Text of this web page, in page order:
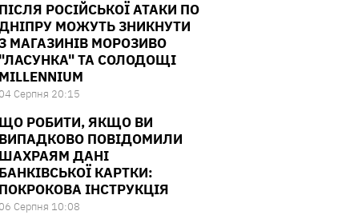
ПІСЛЯ РОСІЙСЬКОЇ АТАКИ ПО
МОЖУТЬ ЗНИКНУТИ
МАГАЗИНІВ МОРОЗИВО
"ЛАСУНКА" ТА СОЛОДОЩІ
MILLENNIUM
04 Серпня 20:15
ЩО РОБИТИ, ЯКЩО ВИ
ВИПАДКОВО ПОВІДОМИЛИ
ШАХРАЯМ ДАНІ
БАНКІВСЬКОЇ КАРТКИ:
ПОКРОКОВА ІНСТРУКЦІЯ
06 Серпня 10:08